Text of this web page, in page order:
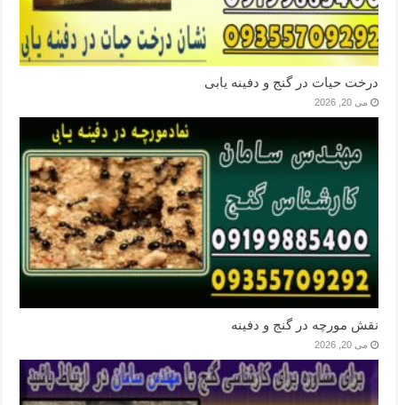
درخت حیات در گنج و دفینه یابی
می 20, 2026
نقش مورچه در گنج و دفینه
می 20, 2026